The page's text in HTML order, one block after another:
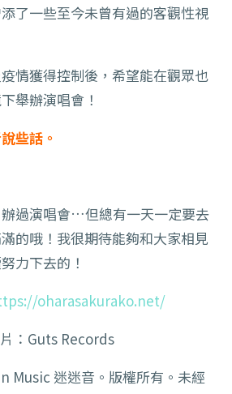
了一些至今未曾有過的客觀性視
情獲得控制後，希望能在觀眾也
舉辦演唱會！
些話。
過演唱會…但總有一天一定要去
的哦！我很期待能夠和大家相見
力下去的！
oharasakurako.net/
：Guts Records
Music 迷迷音。版權所有。未經